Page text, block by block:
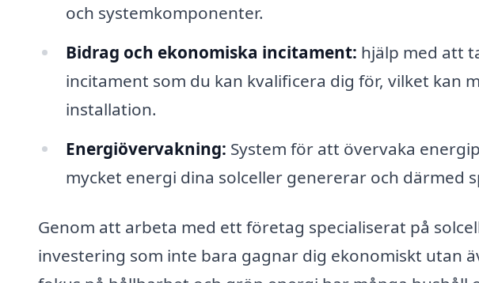
och systemkomponenter.
Bidrag och ekonomiska incitament: hjälp med att
incitament som du kan kvalificera dig för, vilket kan
installation.
Energiövervakning: System för att övervaka
mycket energi dina solceller genererar och därmed
Genom att arbeta med ett företag specialiserat på
investering som inte bara gagnar dig ekonomiskt utan